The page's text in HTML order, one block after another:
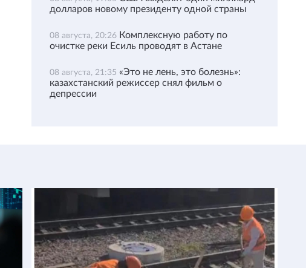
долларов новому президенту одной страны
08 августа, 20:26 Комплексную работу по
очистке реки Есиль проводят в Астане
08 августа, 21:35 «Это не лень, это болезнь»:
казахстанский режиссер снял фильм о
депрессии